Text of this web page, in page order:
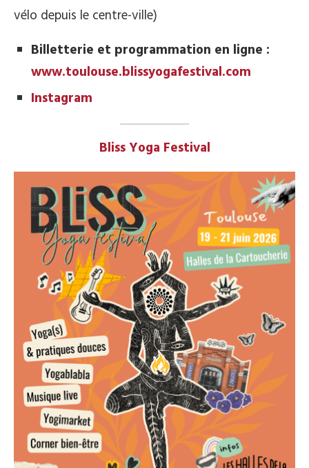
vélo depuis le centre-ville)
Billetterie et programmation en ligne :
www.toulouse.blissyogafestival.com
Instagram
Bliss Yoga Festival